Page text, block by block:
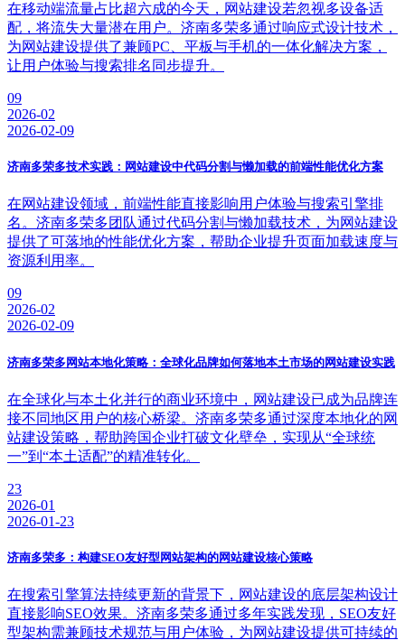
在移动端流量占比超六成的今天，网站建设若忽视多设备适
配，将流失大量潜在用户。济南多荣多通过响应式设计技术，
为网站建设提供了兼顾PC、平板与手机的一体化解决方案，
让用户体验与搜索排名同步提升。
09
2026-02
2026-02-09
济南多荣多技术实践：网站建设中代码分割与懒加载的前端性能优化方案
在网站建设领域，前端性能直接影响用户体验与搜索引擎排
名。济南多荣多团队通过代码分割与懒加载技术，为网站建设
提供了可落地的性能优化方案，帮助企业提升页面加载速度与
资源利用率。
09
2026-02
2026-02-09
济南多荣多网站本地化策略：全球化品牌如何落地本土市场的网站建设实践
在全球化与本土化并行的商业环境中，网站建设已成为品牌连
接不同地区用户的核心桥梁。济南多荣多通过深度本地化的网
站建设策略，帮助跨国企业打破文化壁垒，实现从“全球统
一”到“本土适配”的精准转化。
23
2026-01
2026-01-23
济南多荣多：构建SEO友好型网站架构的网站建设核心策略
在搜索引擎算法持续更新的背景下，网站建设的底层架构设计
直接影响SEO效果。济南多荣多通过多年实践发现，SEO友好
型架构需兼顾技术规范与用户体验，为网站建设提供可持续的